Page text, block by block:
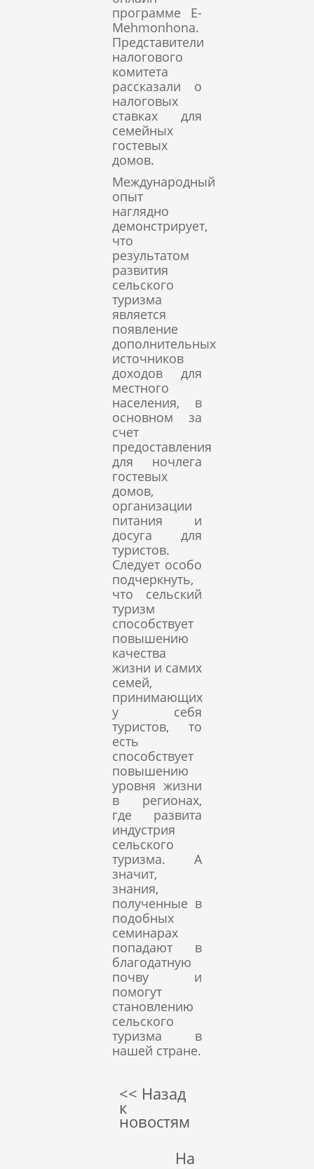
программе E-
Mehmonhona.
Представители
налогового
комитета
рассказали о
налоговых
ставках для
семейных
гостевых
домов.
Международный
опыт
наглядно
демонстрирует,
что
результатом
развития
сельского
туризма
является
появление
дополнительных
источников
доходов для
местного
населения, в
основном за
счет
предоставления
для ночлега
гостевых
домов,
организации
питания и
досуга для
туристов.
Следует особо
подчеркнуть,
что сельский
туризм
способствует
повышению
качества
жизни и самих
семей,
принимающих
у себя
туристов, то
есть
способствует
повышению
уровня жизни
в регионах,
где развита
индустрия
сельского
туризма. А
значит,
знания,
полученные в
подобных
семинарах
попадают в
благодатную
почву и
помогут
становлению
сельского
туризма в
нашей стране.
<< Назад
к
новостям
На